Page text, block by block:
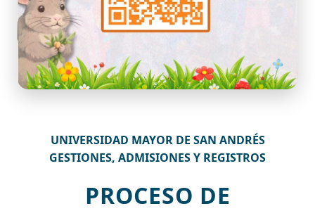
UNIVERSIDAD MAYOR DE SAN ANDRÉS
GESTIONES, ADMISIONES Y REGISTROS
PROCESO DE